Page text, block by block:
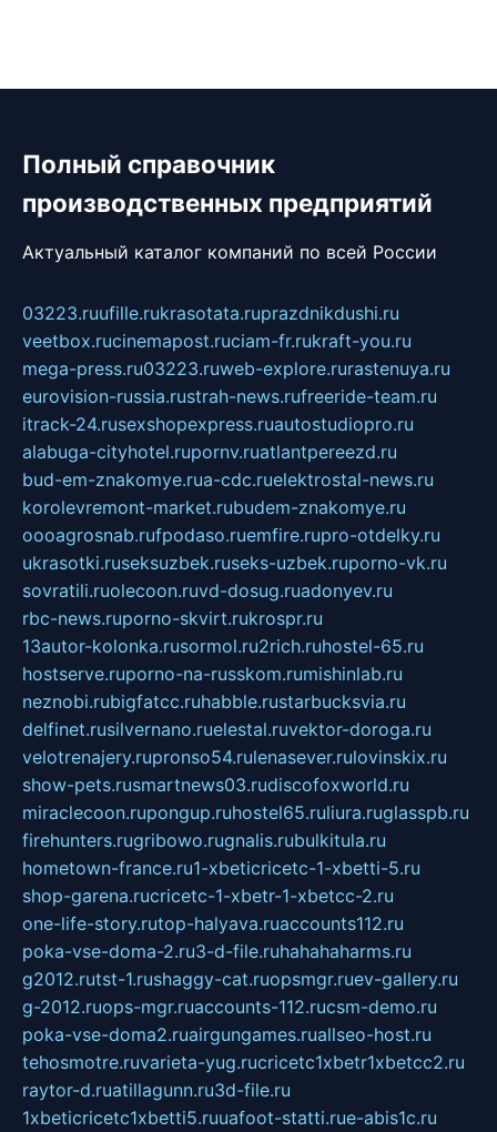
Полный справочник
производственных предприятий
Актуальный каталог компаний по всей России
03223.ruufille.rukrasotata.ruprazdnikdushi.ru
veetbox.rucinemapost.ruciam-fr.rukraft-you.ru
mega-press.ru03223.ruweb-explore.rurastenuya.ru
eurovision-russia.rustrah-news.rufreeride-team.ru
itrack-24.rusexshopexpress.ruautostudiopro.ru
alabuga-cityhotel.rupornv.ruatlantpereezd.ru
bud-em-znakomye.rua-cdc.ruelektrostal-news.ru
korolevremont-market.rubudem-znakomye.ru
oooagrosnab.rufpodaso.ruemfire.rupro-otdelky.ru
ukrasotki.ruseksuzbek.ruseks-uzbek.ruporno-vk.ru
sovratili.ruolecoon.ruvd-dosug.ruadonyev.ru
rbc-news.ruporno-skvirt.rukrospr.ru
13autor-kolonka.rusormol.ru2rich.ruhostel-65.ru
hostserve.ruporno-na-russkom.rumishinlab.ru
neznobi.rubigfatcc.ruhabble.rustarbucksvia.ru
delfinet.rusilvernano.ruelestal.ruvektor-doroga.ru
velotrenajery.rupronso54.rulenasever.rulovinskix.ru
show-pets.rusmartnews03.rudiscofoxworld.ru
miraclecoon.rupongup.ruhostel65.ruliura.ruglasspb.ru
firehunters.rugribowo.rugnalis.rubulkitula.ru
hometown-france.ru1-xbeticricetc-1-xbetti-5.ru
shop-garena.rucricetc-1-xbetr-1-xbetcc-2.ru
one-life-story.rutop-halyava.ruaccounts112.ru
poka-vse-doma-2.ru3-d-file.ruhahahaharms.ru
g2012.rutst-1.rushaggy-cat.ruopsmgr.ruev-gallery.ru
g-2012.ruops-mgr.ruaccounts-112.rucsm-demo.ru
poka-vse-doma2.ruairgungames.ruallseo-host.ru
tehosmotre.ruvarieta-yug.rucricetc1xbetr1xbetcc2.ru
raytor-d.ruatillagunn.ru3d-file.ru
1xbeticricetc1xbetti5.ruuafoot-statti.rue-abis1c.ru